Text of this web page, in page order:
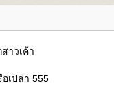
าวเค้า
เปล่า 555